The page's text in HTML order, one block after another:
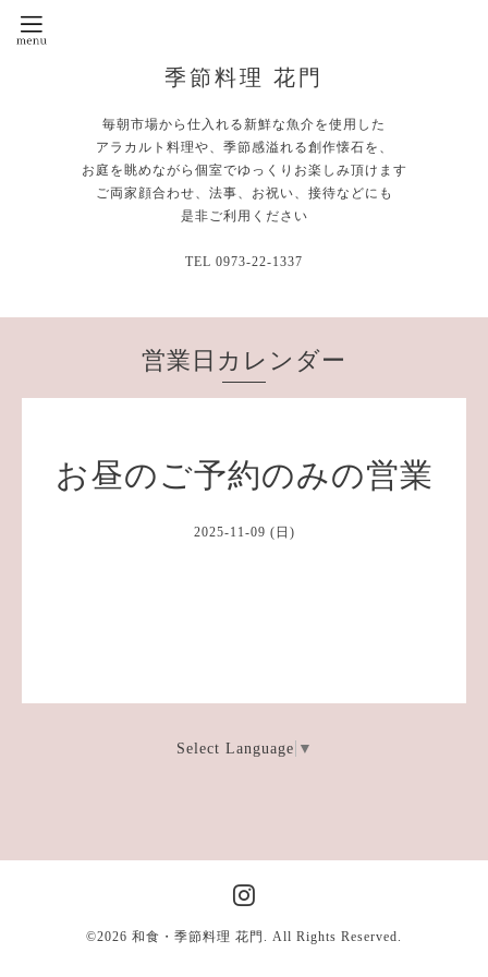
季節料理 花門
毎朝市場から仕入れる新鮮な魚介を使用した
アラカルト料理や、季節感溢れる創作懐石を、
お庭を眺めながら個室でゆっくりお楽しみ頂けます
ご両家顔合わせ、法事、お祝い、接待などにも
是非ご利用ください
TEL 0973-22-1337
営業日カレンダー
お昼のご予約のみの営業
2025-11-09 (日)
Select Language ▼
©2026 和食・季節料理 花門 . All Rights Reserved.